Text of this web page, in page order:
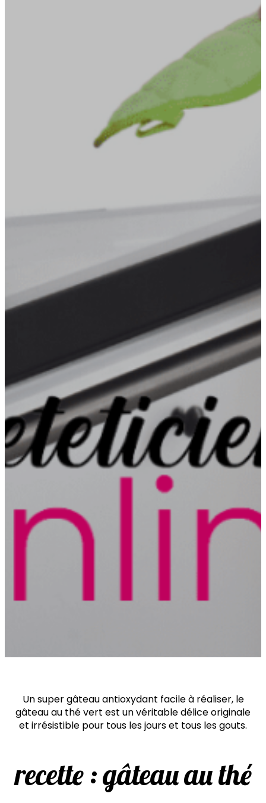
Un super gâteau antioxydant facile à réaliser, le
gâteau au thé vert est un véritable délice originale
et irrésistible pour tous les jours et tous les gouts.
recette : gâteau au thé